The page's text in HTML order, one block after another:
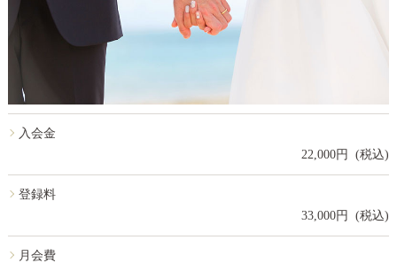
入会金
22,000円 (税込)
登録料
33,000円 (税込)
月会費